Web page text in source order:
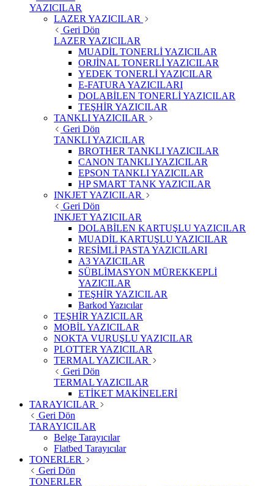
YAZICILAR
LAZER YAZICILAR
Geri Dön
LAZER YAZICILAR
MUADİL TONERLİ YAZICILAR
ORJİNAL TONERLİ YAZICILAR
YEDEK TONERLİ YAZICILAR
E-FATURA YAZICILARI
DOLABİLEN TONERLİ YAZICILAR
TEŞHİR YAZICILAR
TANKLI YAZICILAR
Geri Dön
TANKLI YAZICILAR
BROTHER TANKLI YAZICILAR
CANON TANKLI YAZICILAR
EPSON TANKLI YAZICILAR
HP SMART TANK YAZICILAR
INKJET YAZICILAR
Geri Dön
INKJET YAZICILAR
DOLABİLEN KARTUŞLU YAZICILAR
MUADİL KARTUŞLU YAZICILAR
RESİMLİ PASTA YAZICILARI
A3 YAZICILAR
SÜBLİMASYON MÜREKKEPLİ
YAZICILAR
TEŞHİR YAZICILAR
Barkod Yazıcılar
TEŞHİR YAZICILAR
MOBİL YAZICILAR
NOKTA VURUŞLU YAZICILAR
PLOTTER YAZICILAR
TERMAL YAZICILAR
Geri Dön
TERMAL YAZICILAR
ETİKET MAKİNELERİ
TARAYICILAR
Geri Dön
TARAYICILAR
Belge Tarayıcılar
Flatbed Tarayıcılar
TONERLER
Geri Dön
TONERLER